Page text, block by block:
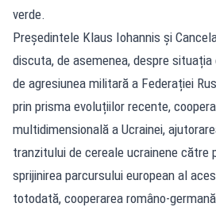
verde.
Președintele Klaus Iohannis și
discuta, de asemenea, despre
de agresiunea militară a Federației
prin prisma evoluțiilor recente,
multidimensională a Ucrainei,
tranzitului de cereale ucrainene către
sprijinirea parcursului european al
totodată, cooperarea româno-